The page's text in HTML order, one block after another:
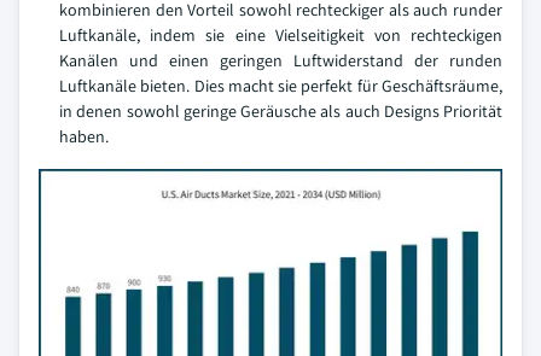
kombinieren den Vorteil sowohl rechteckiger als auch runder
Luftkanäle, indem sie eine Vielseitigkeit von rechteckigen
Kanälen und einen geringen Luftwiderstand der runden
Luftkanäle bieten. Dies macht sie perfekt für Geschäftsräume,
in denen sowohl geringe Geräusche als auch Designs Priorität
haben.